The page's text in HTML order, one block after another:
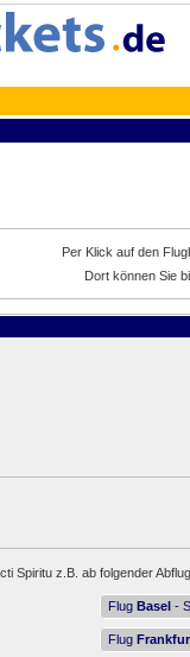
Per Klick auf den
Dort können Sie
Spiritu z.B. ab folgender
Flug Basel -
Flug